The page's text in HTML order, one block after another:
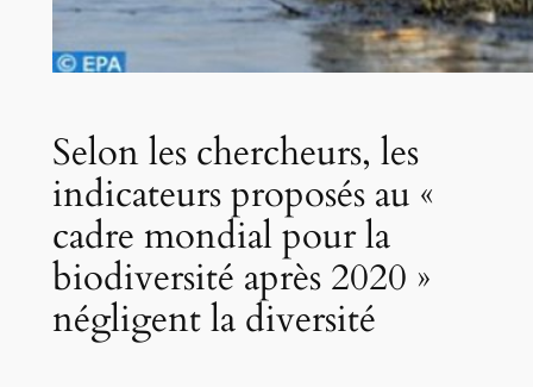
Selon les chercheurs, les
indicateurs proposés au «
cadre mondial pour la
biodiversité après 2020 »
négligent la diversité